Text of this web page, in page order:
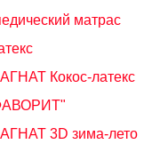
матрас
Кокос-латекс
3D зима-лето